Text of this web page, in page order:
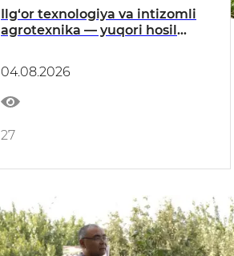
Ilg‘or texnologiya va intizomli
agrotexnika — yuqori hosil
04.08.2026
27